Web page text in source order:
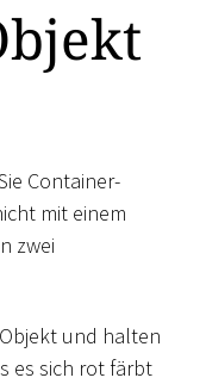
Container-
mit einem
zwei
und halten
es sich rot färbt